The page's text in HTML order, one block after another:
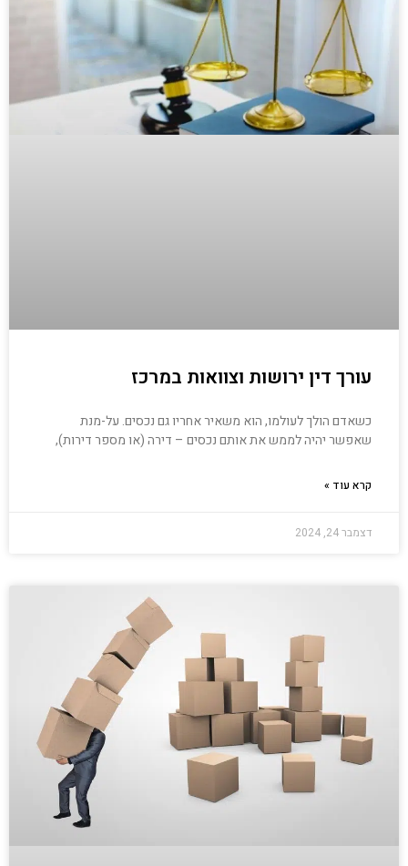
עורך דין ירושות וצוואות במרכז
כשאדם הולך לעולמו, הוא משאיר אחריו גם נכסים. על-מנת
שאפשר יהיה לממש את אותם נכסים – דירה (או מספר דירות),
קרא עוד »
דצמבר 24, 2024